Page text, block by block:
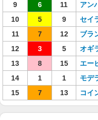
9
6 11 アン
10
5 9 セイ
11
7 12 ブラ
12
3 5 オギ
13
8 15 エー
14
1 1 モデ
15
7 13 コイ